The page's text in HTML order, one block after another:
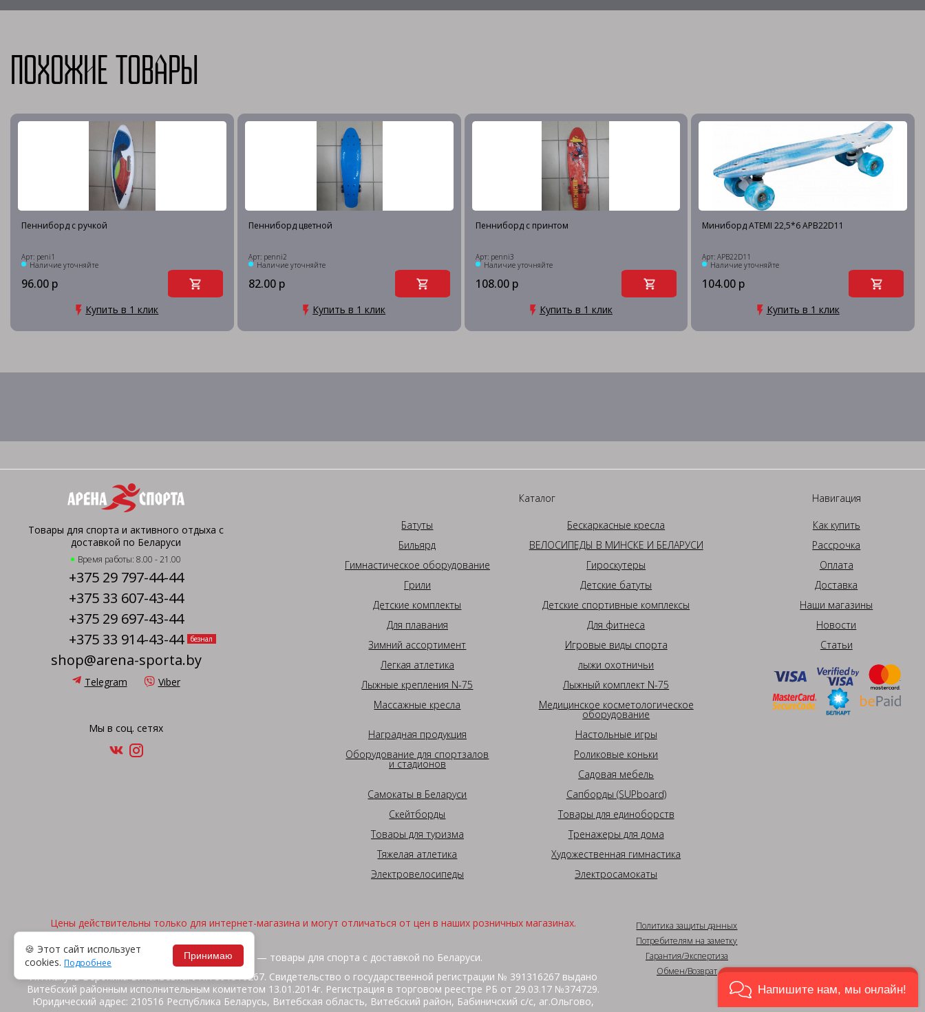
Похожие товары
Пенниборд с ручкой
Арт: peni1
Наличие уточняйте
96.00 р
Купить в 1 клик
Пенниборд цветной
Арт: penni2
Наличие уточняйте
82.00 р
Купить в 1 клик
Пенниборд с принтом
Арт: penni3
Наличие уточняйте
108.00 р
Купить в 1 клик
Миниборд ATEMI 22,5*6 APB22D11
Арт: APB22D11
Наличие уточняйте
104.00 р
Купить в 1 клик
Товары для спорта и активного отдыха с
доставкой по Беларуси
Время работы: 8.00 - 21.00
+375 29 797-44-44
+375 33 607-43-44
+375 29 697-43-44
+375 33 914-43-44
безнал
shop@arena-sporta.by
Telegram Viber
Мы в соц. сетях
Каталог
Батуты
Бескаркасные кресла
Бильярд
ВЕЛОСИПЕДЫ В МИНСКЕ И БЕЛАРУСИ
Гимнастическое оборудование
Гироскутеры
Грили
Детские батуты
Детские комплекты
Детские спортивные комплексы
Для плавания
Для фитнеса
Зимний ассортимент
Игровые виды спорта
Легкая атлетика
лыжи охотничьи
Лыжные крепления N-75
Лыжный комплект N-75
Массажные кресла
Медицинское косметологическое
оборудование
Наградная продукция
Настольные игры
Оборудование для спортзалов
и стадионов
Роликовые коньки
Садовая мебель
Самокаты в Беларуси
Сапборды (SUPboard)
Скейтборды
Товары для единоборств
Товары для туризма
Тренажеры для дома
Тяжелая атлетика
Художественная гимнастика
Электровелосипеды
Электросамокаты
Навигация
Как купить
Рассрочка
Оплата
Доставка
Наши магазины
Новости
Статьи
Цены действительны только для интернет-магазина и могут отличаться от цен в наших розничных магазинах.
2026, © "Арена спорта" — товары для спорта с доставкой по Беларуси.
ИП Жакуть Вероника Витальевна. УНП 391316267. Свидетельство о государственной регистрации № 391316267 выдано
Витебский районным исполнительным комитетом 13.01.2014г. Регистрация в торговом реестре РБ от 29.03.17 №374729.
Юридический адрес: 210516 Республика Беларусь, Витебская область, Витебский район, Бабиничский с/с, аг.Ольгово,
Политика защиты данных
Потребителям на заметку
Гарантия/Экспертиза
Обмен/Возврат
🍪 Этот сайт использует
cookies. Подробнее
Принимаю
Напишите нам, мы онлайн!